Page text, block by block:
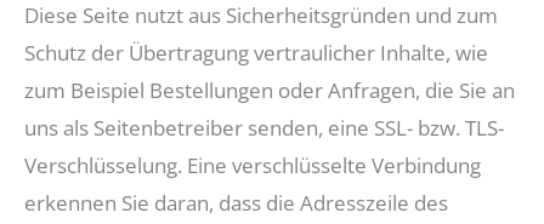
Diese Seite nutzt aus Sicherheitsgründen und zum
Schutz der Übertragung vertraulicher Inhalte, wie
zum Beispiel Bestellungen oder Anfragen, die Sie an
uns als Seitenbetreiber senden, eine SSL- bzw. TLS-
Verschlüsselung. Eine verschlüsselte Verbindung
erkennen Sie daran, dass die Adresszeile des